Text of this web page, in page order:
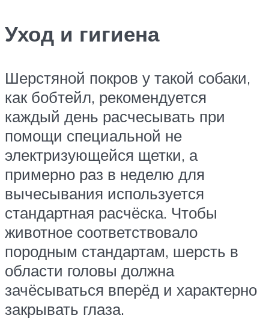
Уход и гигиена
Шерстяной покров у такой собаки,
как бобтейл, рекомендуется
каждый день расчесывать при
помощи специальной не
электризующейся щетки, а
примерно раз в неделю для
вычесывания используется
стандартная расчёска. Чтобы
животное соответствовало
породным стандартам, шерсть в
области головы должна
зачёсываться вперёд и характерно
закрывать глаза.